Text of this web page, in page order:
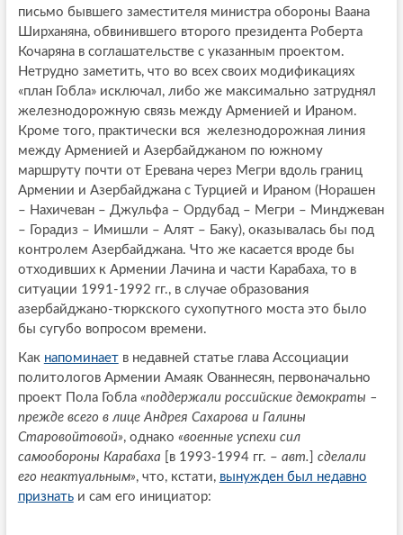
письмо бывшего заместителя министра обороны Ваана
Ширханяна, обвинившего второго президента Роберта
Кочаряна в соглашательстве с указанным проектом.
Нетрудно заметить, что во всех своих модификациях
«план Гобла» исключал, либо же максимально затруднял
железнодорожную связь между Арменией и Ираном.
Кроме того, практически вся железнодорожная линия
между Арменией и Азербайджаном по южному
маршруту почти от Еревана через Мегри вдоль границ
Армении и Азербайджана с Турцией и Ираном (Норашен
– Нахичеван – Джульфа – Ордубад – Мегри – Минджеван
– Горадиз – Имишли – Алят – Баку), оказывалась бы под
контролем Азербайджана. Что же касается вроде бы
отходивших к Армении Лачина и части Карабаха, то в
ситуации 1991-1992 гг., в случае образования
азербайджано-тюркского сухопутного моста это было
бы сугубо вопросом времени.
Как напоминаетв недавней статье глава Ассоциации
политологов Армении Амаяк Ованнесян, первоначально
проект Пола Гобла «поддержали российские демократы –
прежде всего в лице Андрея Сахарова и Галины
Старовойтовой», однако «военные успехи сил
самообороны Карабаха [в 1993-1994 гг. – авт.
сделали
его неактуальным», что, кстати, вынужден был недавно
признатьи сам его инициатор: